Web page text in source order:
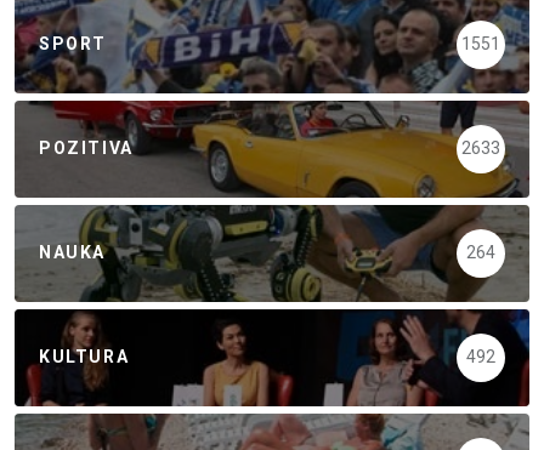
SPORT 1551
POZITIVA 2633
NAUKA 264
KULTURA 492